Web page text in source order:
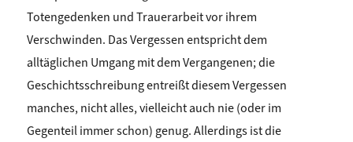
Totengedenken und Trauerarbeit vor ihrem
Verschwinden. Das Vergessen entspricht dem
alltäglichen Umgang mit dem Vergangenen; die
Geschichtsschreibung entreißt diesem Vergessen
manches, nicht alles, vielleicht auch nie (oder im
Gegenteil immer schon) genug. Allerdings ist die